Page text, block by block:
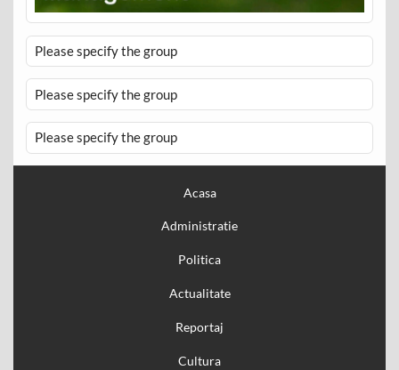
Please specify the group
Please specify the group
Please specify the group
Acasa
Administratie
Politica
Actualitate
Reportaj
Cultura